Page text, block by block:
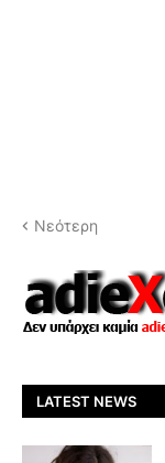
Νεότερη
LATEST NEWS